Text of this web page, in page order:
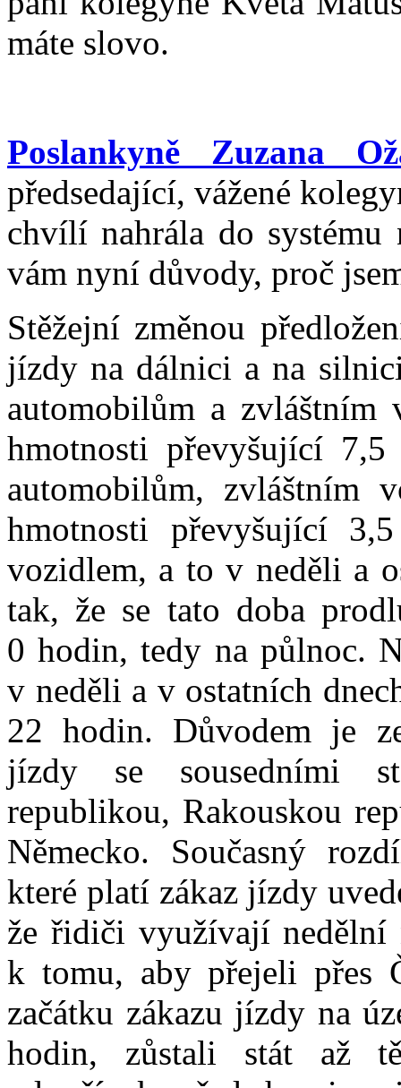
máte slovo.
Poslankyně Zuzana
předsedající, vážené
chvílí nahrála do
vám nyní důvody, proč
Stěžejní změnou
jízdy na dálnici a na
automobilům a zvláštním
hmotnosti převyšující
automobilům, zvláštním
hmotnosti převyšující
vozidlem, a to v neděli a
tak, že se tato doba
0 hodin, tedy na půlnoc.
v neděli a v ostatních
22 hodin. Důvodem je
jízdy se sousedními
republikou, Rakouskou
Německo. Současný
které platí zákaz jízdy
že řidiči využívají nedělní
k tomu, aby přejeli přes
začátku zákazu jízdy na
hodin, zůstali stát až